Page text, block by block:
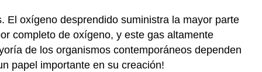
El oxígeno desprendido suministra la mayor parte
completo de oxígeno, y este gas altamente
de los organismos contemporáneos dependen
papel importante en su creación!